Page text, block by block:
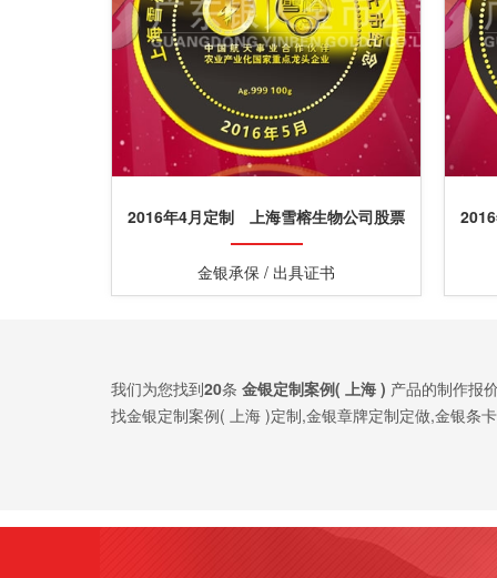
2016年4月定制 上海雪榕生物公司股票
发行纯金纪念章定制
金银承保 / 出具证书
我们为您找到20条 金银定制案例( 上海 ) 产品的制作报
找金银定制案例( 上海 )定制,金银章牌定制定做,金银条